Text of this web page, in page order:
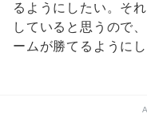
るようにしたい。そ
していると思うので
ームが勝てるように